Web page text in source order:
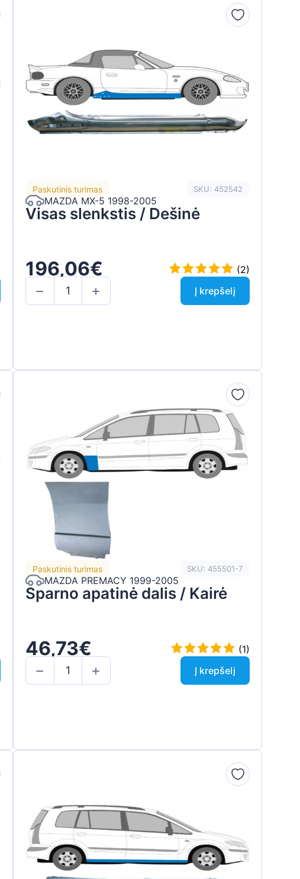
Paskutinis turimas SKU: 452542
MAZDA MX-5 1998-2005
Visas slenkstis / Dešinė
196,06€
(2)
Į krepšelį
Paskutinis turimas SKU: 455501-7
MAZDA PREMACY 1999-2005
Sparno apatinė dalis / Kairė
46,73€
(1)
Į krepšelį